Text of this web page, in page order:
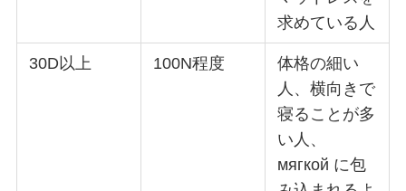
求めている人
30D以上 100N程度
体格の細い
人、横向きで
寝ることが多
い人、
мягкой に包